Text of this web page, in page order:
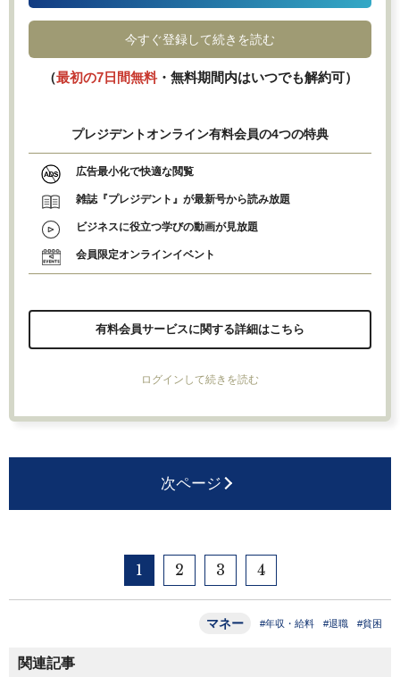
今すぐ登録して続きを読む
（最初の7日間無料・無料期間内はいつでも解約可）
プレジデントオンライン有料会員の4つの特典
広告最小化で快適な閲覧
雑誌『プレジデント』が最新号から読み放題
ビジネスに役立つ学びの動画が見放題
会員限定オンラインイベント
有料会員サービスに関する詳細はこちら
ログインして続きを読む
次ページ
1 2 3 4
マネー #年収・給料 #退職 #貧困
関連記事